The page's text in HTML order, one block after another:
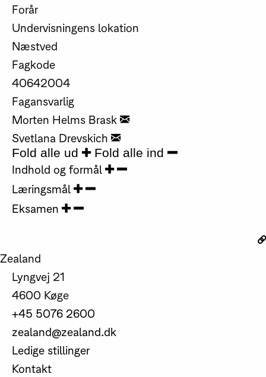
Forår
Undervisningens lokation
Næstved
Fagkode
40642004
Fagansvarlig
Morten Helms Brask
Svetlana Drevskich
Fold alle ud Fold alle ind
Indhold og formål
Læringsmål
Eksamen
Zealand
Lyngvej 21
4600 Køge
+45 5076 2600
zealand@zealand.dk
Ledige stillinger
Kontakt